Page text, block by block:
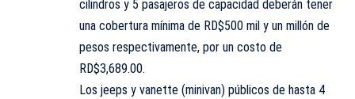
cilindros y 5 pasajeros de capacidad deberán tener
una cobertura mínima de RD$500 mil y un millón de
pesos respectivamente, por un costo de
RD$3,689.00.
Los jeeps y vanette (minivan) públicos de hasta 4